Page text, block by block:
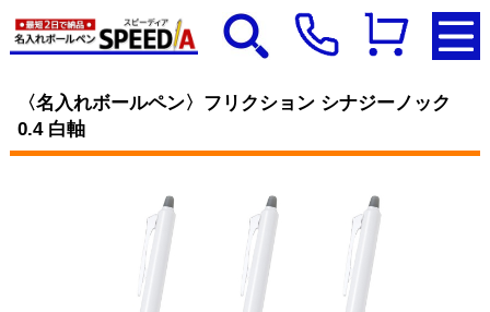
〈名入れボールペン〉フリクション シナジーノック
0.4 白軸